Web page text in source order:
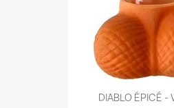
DIABLO ÉPICÉ -